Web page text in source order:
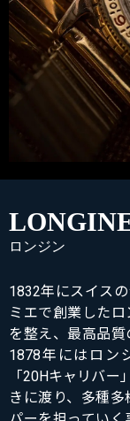
ロンジン
1832年にスイス
ミエで創業した
を整え、最高品質
1878年にはロン
「20Hキャリバ
きに渡り、多種